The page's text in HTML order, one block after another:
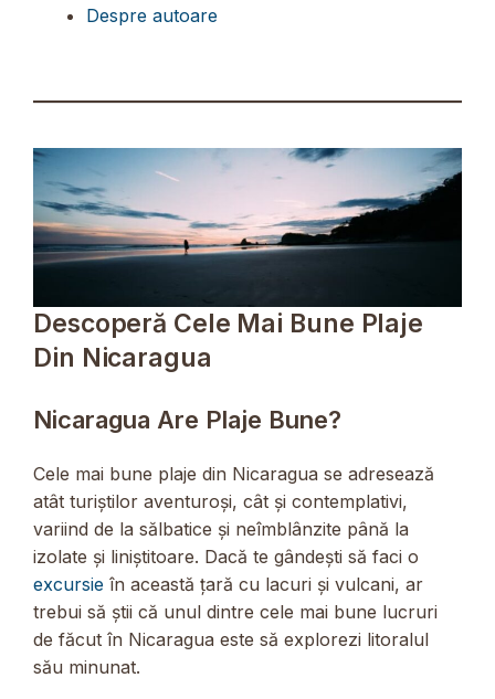
Despre autoare
Descoperă Cele Mai Bune Plaje
Din Nicaragua
Nicaragua Are Plaje Bune?
Cele mai bune plaje din Nicaragua se adresează
atât turiștilor aventuroși, cât și contemplativi,
variind de la sălbatice și neîmblânzite până la
izolate și liniștitoare. Dacă te gândești să faci o
excursie în această țară cu lacuri și vulcani, ar
trebui să știi că unul dintre cele mai bune lucruri
de făcut în Nicaragua este să explorezi litoralul
său minunat.